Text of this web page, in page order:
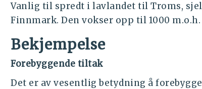
Vanlig til spredt i lavlandet til Troms,
Finnmark. Den vokser opp til 1000
Bekjempelse
Forebyggende tiltak
Det er av vesentlig betydning å